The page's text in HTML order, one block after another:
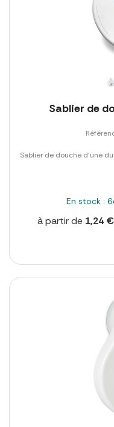
Sablier de
Sablier de douche d'une
En stock :
à partir de 1,24 €